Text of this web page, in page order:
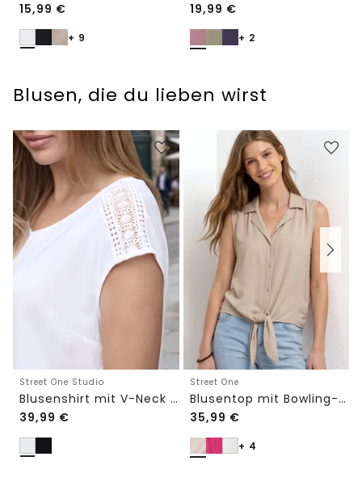
15,99 €
+ 9
19,99 €
+ 2
Blusen, die du lieben wirst
Street One Studio
Blusenshirt mit V-Neck und Spitze
39,99 €
Street One
Blusentop mit Bowling-Kragen und Knoten
35,99 €
+ 4